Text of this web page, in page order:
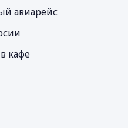
авиарейс
кафе